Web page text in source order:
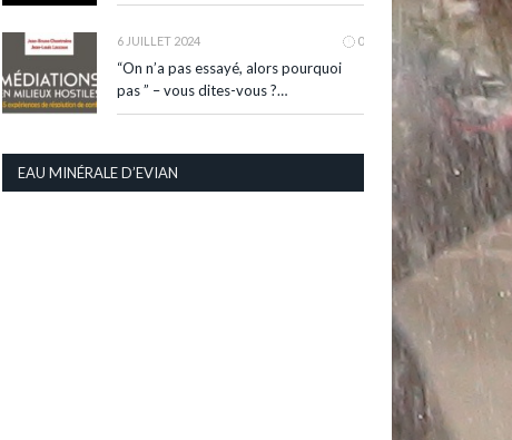
6 JUILLET 2024 0
“On n’a pas essayé, alors pourquoi
pas ” – vous dites-vous ?…
EAU MINÉRALE D’EVIAN